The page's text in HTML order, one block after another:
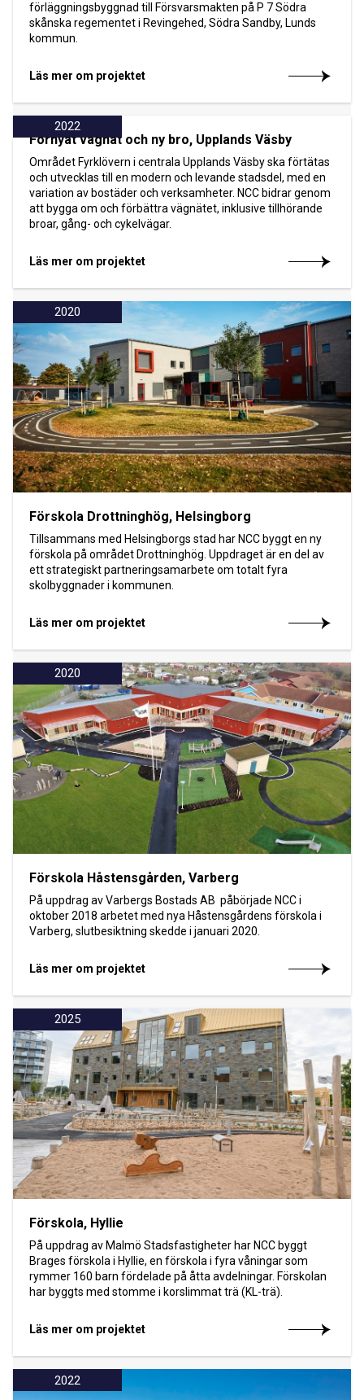
förläggningsbyggnad till Försvarsmakten på P 7 Södra
skånska regementet i Revingehed, Södra Sandby, Lunds
kommun.
Läs mer om projektet
2022
Förnyat vägnät och ny bro, Upplands Väsby
Området Fyrklövern i centrala Upplands Väsby ska förtätas
och utvecklas till en modern och levande stadsdel, med en
variation av bostäder och verksamheter. NCC bidrar genom
att bygga om och förbättra vägnätet, inklusive tillhörande
broar, gång- och cykelvägar.
Läs mer om projektet
2020
Förskola Drottninghög, Helsingborg
Tillsammans med Helsingborgs stad har NCC byggt en ny
förskola på området Drottninghög. Uppdraget är en del av
ett strategiskt partneringsamarbete om totalt fyra
skolbyggnader i kommunen.
Läs mer om projektet
2020
Förskola Håstensgården, Varberg
På uppdrag av Varbergs Bostads AB påbörjade NCC i
oktober 2018 arbetet med nya Håstensgårdens förskola i
Varberg, slutbesiktning skedde i januari 2020.
Läs mer om projektet
2025
Förskola, Hyllie
På uppdrag av Malmö Stadsfastigheter har NCC byggt
Brages förskola i Hyllie, en förskola i fyra våningar som
rymmer 160 barn fördelade på åtta avdelningar. Förskolan
har byggts med stomme i korslimmat trä (KL-trä).
Läs mer om projektet
2022